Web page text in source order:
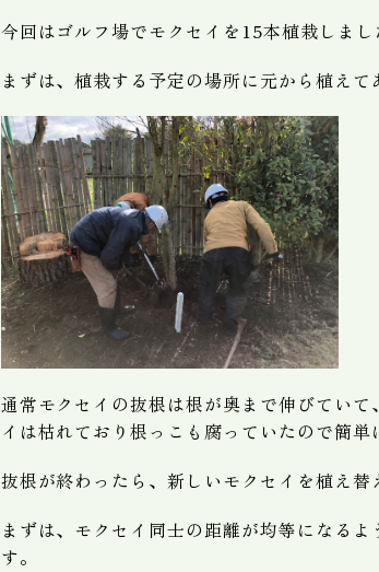
今回はゴルフ場でモクセイを15本植栽しまし
まずは、植栽する予定の場所に元から植えて
通常モクセイの抜根は根が奥まで伸びてい
イは枯れており根っこも腐っていたので簡単
抜根が終わったら、新しいモクセイを植え替
まずは、モクセイ同士の距離が均等になる
す。